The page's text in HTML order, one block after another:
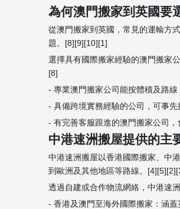
為何澳門搬家到英國要
從澳門搬家到英國，常見的運輸方
題。[8][9][10][1]
選擇具有國際搬家經驗的澳門搬家
[8]
- 專業澳門搬家公司能按體積及路
- 具備跨境實務經驗的公司，可事
- 有完善客服跟進的澳門搬家公司
中港速洲搬屋提供的主
中港速洲搬屋以香港國際搬家、中
到歐洲及其他地區等路線。
透過自建或合作物流網絡，中港速
- 香港及澳門至海外國際搬家：涵